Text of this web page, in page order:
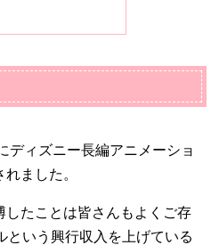
ディズニー長編アニメーショ
ました。
たことは皆さんもよくご存
という興行収入を上げている